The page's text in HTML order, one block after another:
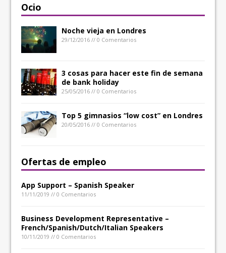
Ocio
Noche vieja en Londres
29/12/2016 // 0 Comentarios
3 cosas para hacer este fin de semana
de bank holiday
25/05/2016 // 0 Comentarios
Top 5 gimnasios “low cost” en Londres
20/05/2016 // 0 Comentarios
Ofertas de empleo
App Support – Spanish Speaker
11/11/2019 // 0 Comentarios
Business Development Representative –
French/Spanish/Dutch/Italian Speakers
10/11/2019 // 0 Comentarios